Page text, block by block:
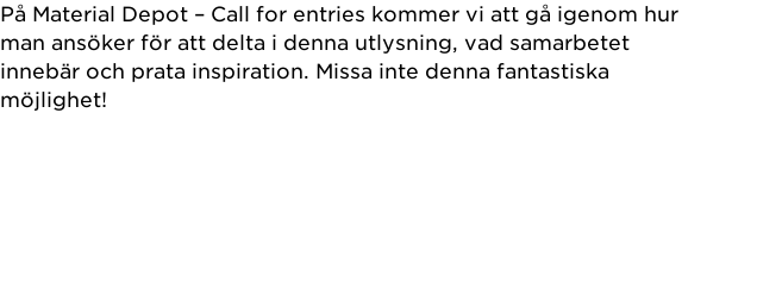
På Material Depot – Call for entries kommer vi att gå igenom hur
man ansöker för att delta i denna utlysning, vad samarbetet
innebär och prata inspiration. Missa inte denna fantastiska
möjlighet!